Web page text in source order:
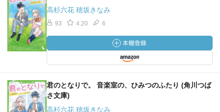
高杉六花 穂坂きなみ
93 4.20 6
君のとなりで。 音楽室の、ひみつのふたり (角川つば
さ文庫)
高杉六花 穂坂きなみ